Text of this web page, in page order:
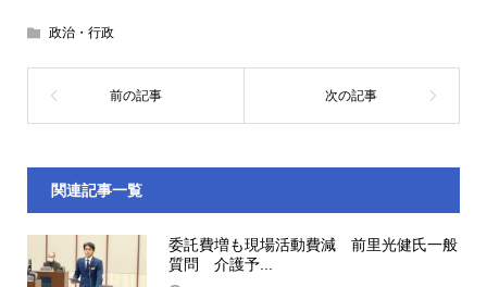
政治・行政
関連記事一覧
委託費増も現場活動費減 前里光健氏一般
質問 介護予...